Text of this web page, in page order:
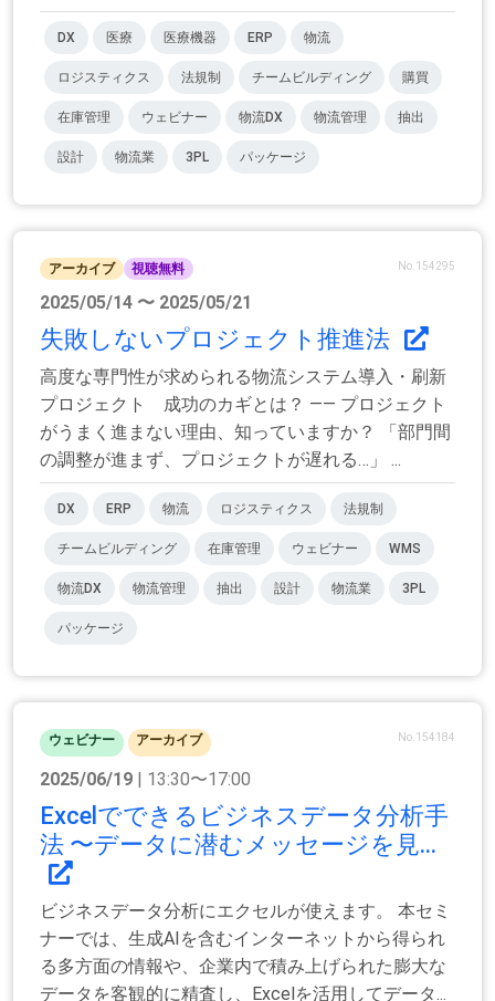
DX 医療 医療機器 ERP 物流
ロジスティクス 法規制 チームビルディング 購買
在庫管理 ウェビナー 物流DX 物流管理 抽出
設計 物流業 3PL パッケージ
アーカイブ 視聴無料 No.154295
2025/05/14 〜 2025/05/21
失敗しないプロジェクト推進法
高度な専門性が求められる物流システム導入・刷新
プロジェクト 成功のカギとは？ —— プロジェクト
がうまく進まない理由、知っていますか？ 「部門間
の調整が進まず、プロジェクトが遅れる…」 ...
DX ERP 物流 ロジスティクス 法規制
チームビルディング 在庫管理 ウェビナー WMS
物流DX 物流管理 抽出 設計 物流業 3PL
パッケージ
ウェビナー アーカイブ No.154184
2025/06/19 | 13:30〜17:00
Excelでできるビジネスデータ分析手
法 〜データに潜むメッセージを見...
ビジネスデータ分析にエクセルが使えます。 本セミ
ナーでは、生成AIを含むインターネットから得られ
る多方面の情報や、企業内で積み上げられた膨大な
データを客観的に精査し、Excelを活用してデータ...